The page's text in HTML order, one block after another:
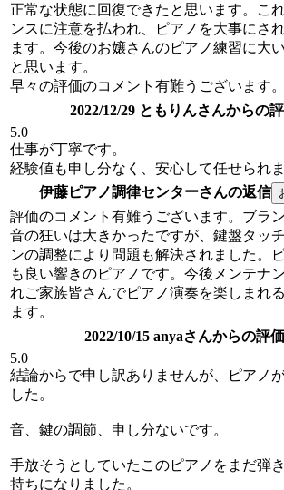
正常な状態に回復できたと思います。こ
ンスに注意を払われ、ピアノを大事にさ
ます。今後のお嬢さんのピアノ練習に大
と思います。
早々の評価のコメント有難うございます。
2022/12/29 ともりんさんからの
5.0
仕事が丁寧です。
経験値も申し分なく、安心して任せられ
伊藤ピアノ調律センターさんの返信
評価のコメント有難うございます。ブラ
音の狂いは大きかったですが、鍵盤タッ
ンの調整により問題も解決されました。
も良い響きのピアノです。今後メンテナ
れご家族皆さんでピアノ演奏を楽しまれ
ます。
2022/10/15 anyaさんからの評
5.0
結論からで申し訳ありませんが、ピアノ
した。
音、鍵の調節、申し分ないです。
手放そうとしていたこのピアノをまだ弾
持ちになりました。